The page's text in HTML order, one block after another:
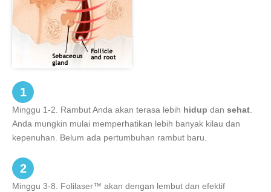
1
Minggu 1-2. Rambut Anda akan terasa lebih hidup dan sehat
Anda mungkin mulai memperhatikan lebih banyak kilau dan
kepenuhan. Belum ada pertumbuhan rambut baru.
2
Minggu 3-8. Folilaser™ akan dengan lembut dan efektif